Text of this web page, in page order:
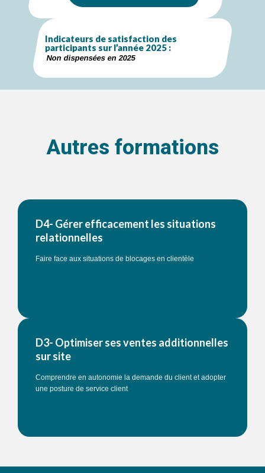
Indicateurs de satisfaction des
participants sur l’année 2025 :
Non dispensées en 2025
Autres formations
D4- Gérer efficacement les situations
relationnelles
Faire face aux situations de blocages en clientèle
D3- Optimiser ses ventes additionnelles
sur site
Comprendre en autonomie la demande du client et adopter
une posture de service client